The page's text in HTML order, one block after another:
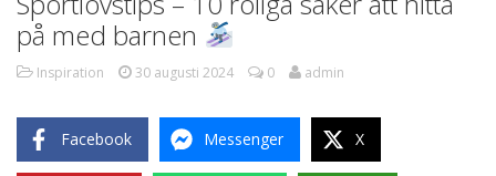
på med barnen
Inspiration 30 augusti 2024 0 admin
Facebook Messenger X